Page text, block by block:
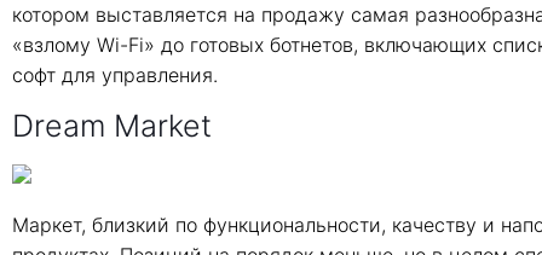
котором выставляется на продажу самая
«взлому Wi-Fi» до готовых ботнетов, включающих
софт для управления.
Dream Market
Маркет, близкий по функциональности, качеству и